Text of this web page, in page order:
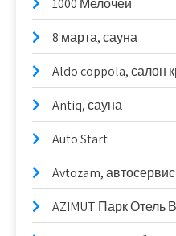
1000 Мелочей
8 марта, сауна
Aldo coppola, салон
Antiq, сауна
Auto Start
Avtozam, автосервис
AZIMUT Парк Отель